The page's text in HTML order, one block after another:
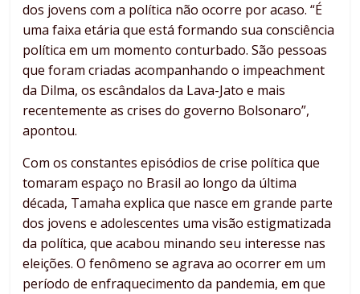
dos jovens com a política não ocorre por acaso. “É
uma faixa etária que está formando sua consciência
política em um momento conturbado. São pessoas
que foram criadas acompanhando o impeachment
da Dilma, os escândalos da Lava-Jato e mais
recentemente as crises do governo Bolsonaro”,
apontou.
Com os constantes episódios de crise política que
tomaram espaço no Brasil ao longo da última
década, Tamaha explica que nasce em grande parte
dos jovens e adolescentes uma visão estigmatizada
da política, que acabou minando seu interesse nas
eleições. O fenômeno se agrava ao ocorrer em um
período de enfraquecimento da pandemia, em que